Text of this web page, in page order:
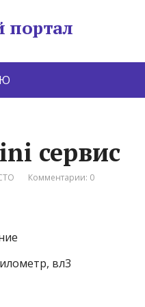
портал
сервис
Комментарии: 0
вл3